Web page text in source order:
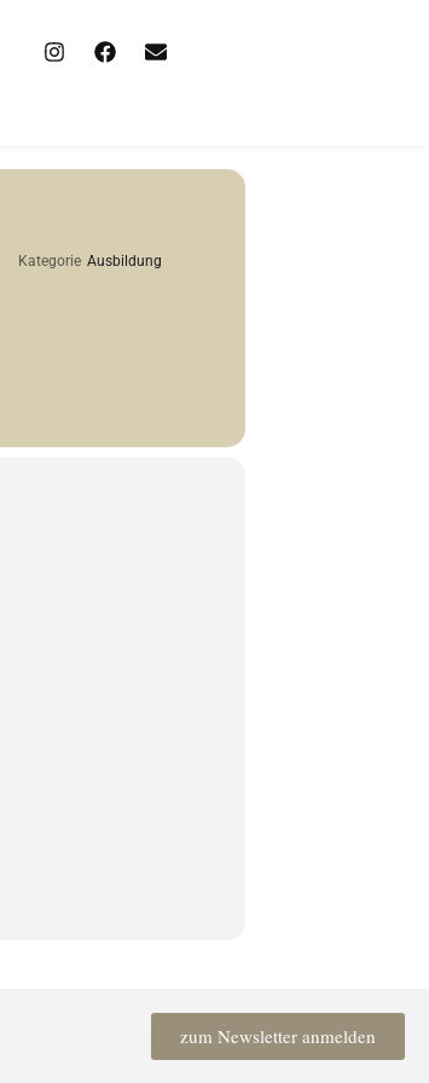
Kategorie Ausbildung
zum Newsletter anmelden